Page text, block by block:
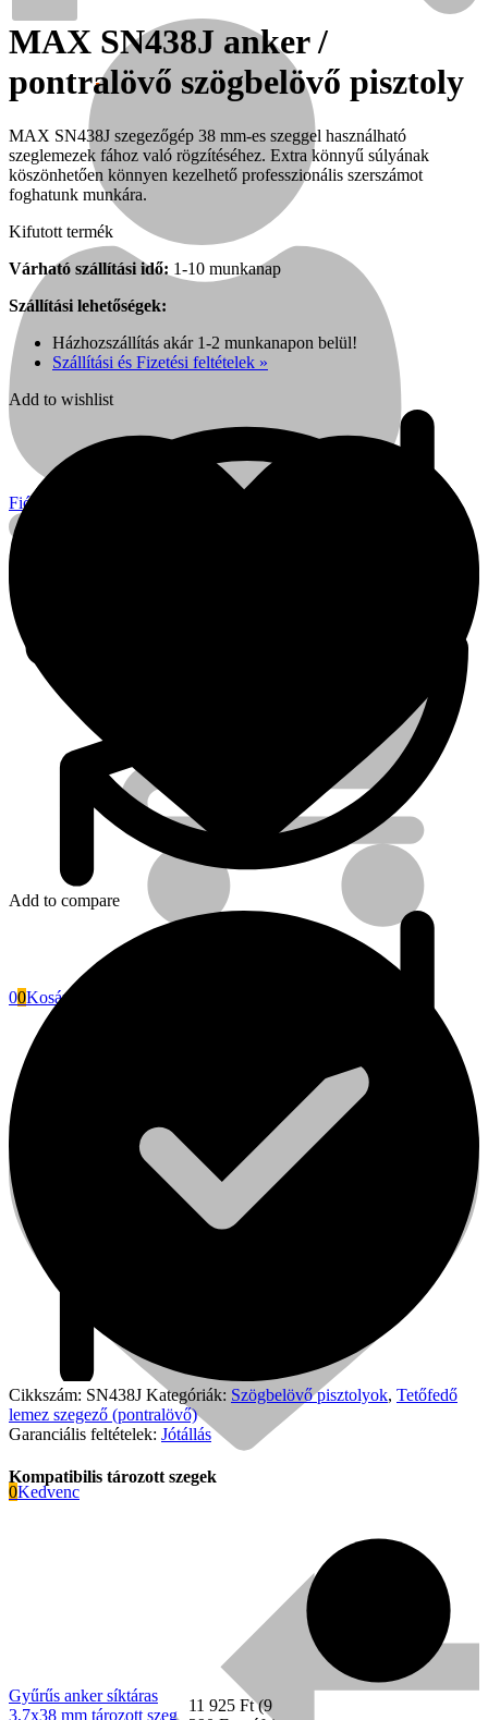
Népszerű!
Senco
Fiók
00Kosár
0Kedvenc
MAX SN438J anker /
pontralövő szögbelövő pisztoly
MAX SN438J szegezőgép 38 mm-es szeggel használható
szeglemezek fához való rögzítéséhez. Extra könnyű súlyának
köszönhetően könnyen kezelhető professzionális szerszámot
foghatunk munkára.
Kifutott termék
Várható szállítási idő: 1-10 munkanap
Szállítási lehetőségek:
Házhozszállítás akár 1-2 munkanapon belül!
Szállítási és Fizetési feltételek »
Add to wishlist
Add to compare
Cikkszám: SN438J Kategóriák: Szögbelövő pisztolyok, Tetőfedő
lemez szegező (pontralövő)
Garanciális feltételek: Jótállás
Kompatibilis tározott szegek
Gyűrűs anker síktáras
3,7x38 mm tározott szeg
11 925 Ft (9